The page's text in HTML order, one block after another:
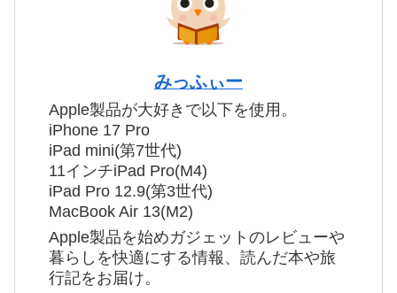
みっふぃー
Apple製品が大好きで以下を使用。
iPhone 17 Pro
iPad mini(第7世代)
11インチiPad Pro(M4)
iPad Pro 12.9(第3世代)
MacBook Air 13(M2)
Apple製品を始めガジェットのレビューや
暮らしを快適にする情報、読んだ本や旅
行記をお届け。